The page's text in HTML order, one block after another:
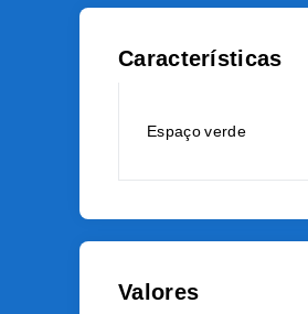
Características
Espaço verde
Valores